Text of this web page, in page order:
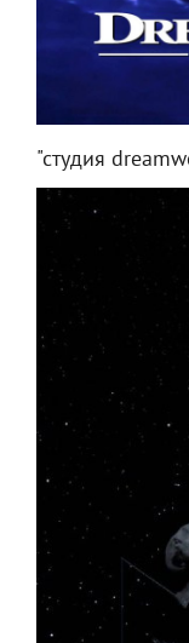
"студия